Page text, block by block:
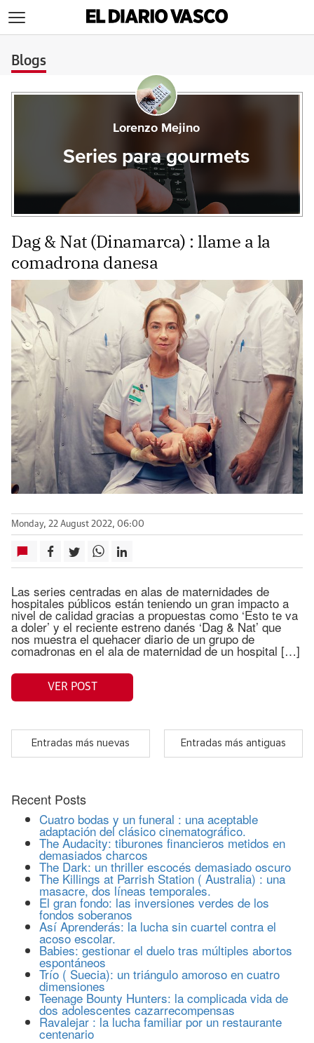
Blogs
Lorenzo Mejino
Series para gourmets
Dag & Nat (Dinamarca) : llame a la
comadrona danesa
Monday, 22 August 2022, 06:00
Las series centradas en alas de maternidades de
hospitales públicos están teniendo un gran impacto a
nivel de calidad gracias a propuestas como ‘Esto te va
a doler’ y el reciente estreno danés ‘Dag & Nat’ que
nos muestra el quehacer diario de un grupo de
comadronas en el ala de maternidad de un hospital […]
VER POST
Entradas más nuevas Entradas más antiguas
Recent Posts
Cuatro bodas y un funeral : una aceptable
adaptación del clásico cinematográfico.
The Audacity: tiburones financieros metidos en
demasiados charcos
The Dark: un thriller escocés demasiado oscuro
The Killings at Parrish Station ( Australia) : una
masacre, dos líneas temporales.
El gran fondo: las inversiones verdes de los
fondos soberanos
Así Aprenderás: la lucha sin cuartel contra el
acoso escolar.
Babies: gestionar el duelo tras múltiples abortos
espontáneos
Trío ( Suecia): un triángulo amoroso en cuatro
dimensiones
Teenage Bounty Hunters: la complicada vida de
dos adolescentes cazarrecompensas
Ravalejar : la lucha familiar por un restaurante
centenario